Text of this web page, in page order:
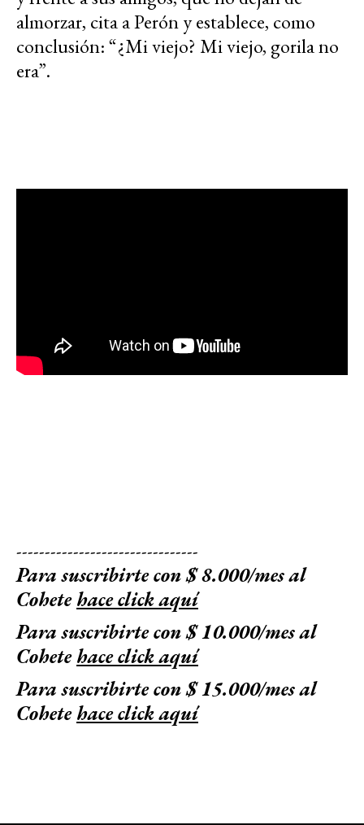
almorzar, cita a Perón y establece, como
conclusión: “¿Mi viejo? Mi viejo, gorila no
era”.
--------------------------------
Para suscribirte con $ 8.000/mes al
Cohetehace click aquí
Para suscribirte con $ 10.000/mes al
Cohetehace click aquí
Para suscribirte con $ 15.000/mes al
Cohetehace click aquí